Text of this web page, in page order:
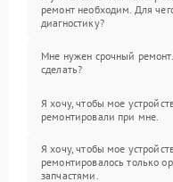
ремонт необходим. Для
диагностику?
Мне нужен срочный
сделать?
Я хочу, чтобы мое
ремонтировали при мне.
Я хочу, чтобы мое
ремонтировалось только
запчастями.